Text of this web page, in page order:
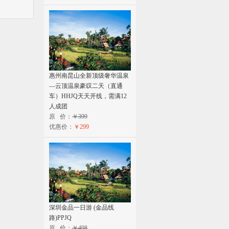
惠州南昆山全新顶级奢华温泉
—云顶温泉豪叹二天（直通
车）HHJQ天天开线，需满12
人成团
原 价： ￥399
优惠价： ￥299
深圳金品一日游 (金品线
路)PPJQ